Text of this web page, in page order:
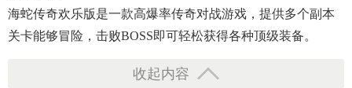
海蛇传奇欢乐版是一款高爆率传奇对战游戏，提供多个副本
关卡能够冒险，击败BOSS即可轻松获得各种顶级装备。
收起内容